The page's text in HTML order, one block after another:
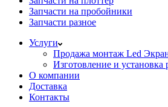
Запчасти на пробойники
Запчасти разное
Услуги
Продажа монтаж Led
Изготовление и установка
О компании
Доставка
Контакты